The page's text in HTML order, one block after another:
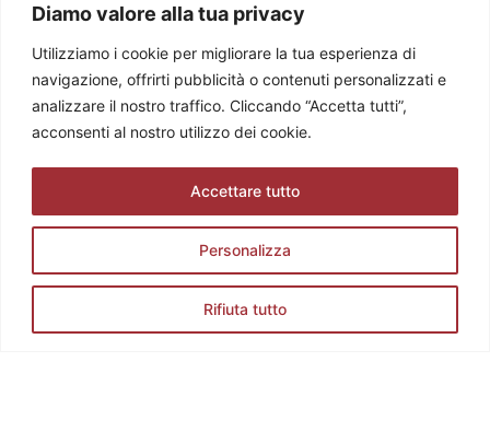
Diamo valore alla tua privacy
Utilizziamo i cookie per migliorare la tua esperienza di
navigazione, offrirti pubblicità o contenuti personalizzati e
analizzare il nostro traffico. Cliccando “Accetta tutti”,
acconsenti al nostro utilizzo dei cookie.
Personalizza
Rifiuta tutto
Accettare tutto
Colli dei Longobardi Strada del Vino e dei Sapori